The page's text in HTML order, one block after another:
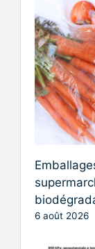
6 août 2026